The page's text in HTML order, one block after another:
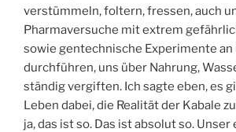
verstümmeln, foltern, fressen, auch
Pharmaversuche mit extrem
sowie gentechnische Experimente an
durchführen, uns über Nahrung,
ständig vergiften. Ich sagte eben, es
Leben dabei, die Realität der Kabale
ja, das ist so. Das ist absolut so.